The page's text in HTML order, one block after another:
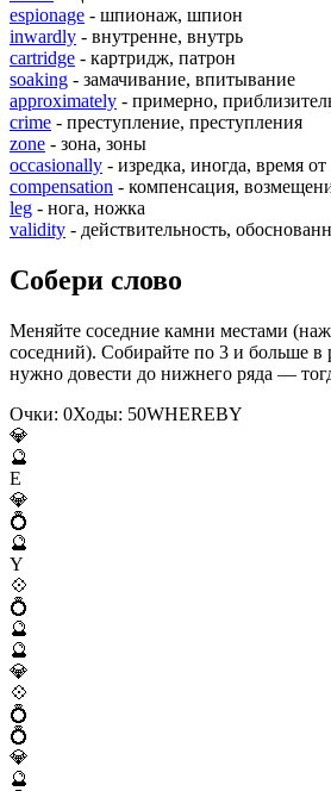
espionage - шпионаж, шпион
inwardly - внутренне, внутрь
cartridge - картридж, патрон
soaking - замачивание, впитывание
approximately - примерно,
crime - преступление, преступления
zone - зона, зоны
occasionally - изредка, иногда, время
compensation - компенсация,
leg - нога, ножка
validity - действительность,
Собери слово
Меняйте соседние камни местами
соседний). Собирайте по 3 и больше в
нужно довести до нижнего ряда —
Очки: 0Ходы: 50WHEREBY
💎
🔮
E
💎
💍
🔮
Y
💠
💍
🔮
🔮
💎
💠
💍
💍
💎
🔮